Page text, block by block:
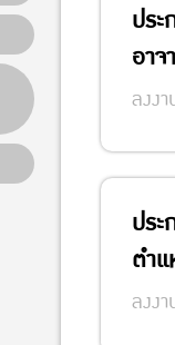
ปร
อา
ลงง
ปร
ตำ
ลงง